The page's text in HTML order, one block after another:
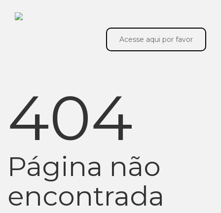
Acesse aqui por favor
404
Página não
encontrada